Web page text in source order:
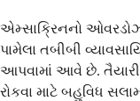
એમ્સાક્રિનનો
પામેલા તબીબી
આપવામાં આવે છે. તૈયારી
રોકવા માટે બહુવિધ